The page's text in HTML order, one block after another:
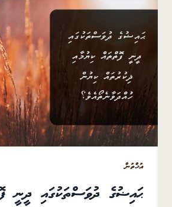
އުޚްތުން
ޙައިޟުގެ ދުވަސްތަކުގައި ދީނީ